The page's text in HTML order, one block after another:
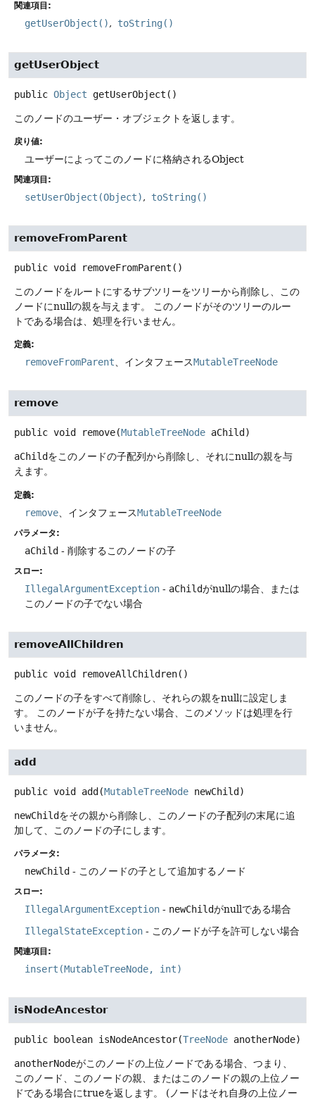
関連項目:
getUserObject() toString()
getUserObject
public Object getUserObject ()
このノードのユーザー・オブジェクトを返します。
戻り値:
ユーザーによってこのノードに格納されるObject
関連項目:
setUserObject(Object) toString()
removeFromParent
public void removeFromParent ()
このノードをルートにするサブツリーをツリーから削除し、この
ノードにnullの親を与えます。
このノードがそのツリーのルー
トである場合は、処理を行いません。
定義:
removeFromParent、インタフェースMutableTreeNode
remove
public void remove(MutableTreeNode aChild)
aChildをこのノードの子配列から削除し、それにnullの親を与
えます。
定義:
remove 、インタフェースMutableTreeNode
パラメータ:
aChild - 削除するこのノードの子
スロー:
IllegalArgumentException - aChildがnullの場合、または
このノードの子でない場合
removeAllChildren
public void removeAllChildren()
このノードの子をすべて削除し、それらの親をnullに設定しま
す。
このノードが子を持たない場合、このメソッドは処理を行
いません。
add
public void add (MutableTreeNode newChild)
newChildをその親から削除し、このノードの子配列の末尾に追
加して、このノードの子にします。
パラメータ:
newChild - このノードの子として追加するノード
スロー:
IllegalArgumentException - newChildがnullである場合
IllegalStateException - このノードが子を許可しない場合
関連項目:
insert(MutableTreeNode, int)
isNodeAncestor
public boolean isNodeAncestor(TreeNode anotherNode)
anotherNodeがこのノードの上位ノードである場合、つまり、
このノード、このノードの親、またはこのノードの親の上位ノー
ドである場合にtrueを返します。
(ノードはそれ自身の上位ノー